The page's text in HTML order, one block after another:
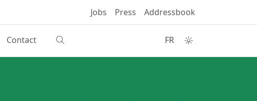
Jobs Press Addressbook
Contact FR